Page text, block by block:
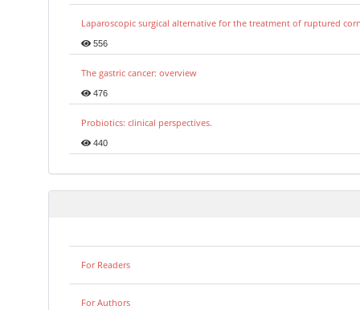
Laparoscopic surgical alternative for the treatment of ruptured
556
The gastric cancer: overview
476
Probiotics: clinical perspectives.
440
For Readers
For Authors